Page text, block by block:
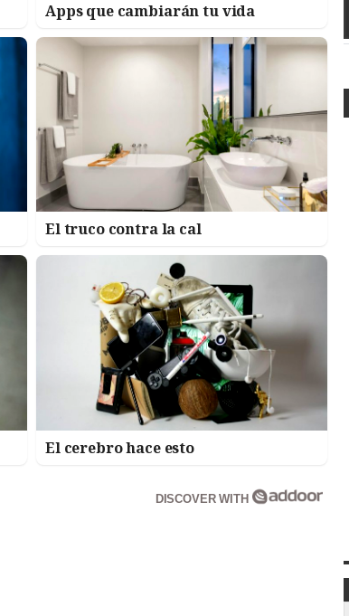
Apps que cambiarán tu vida
El truco contra la cal
El cerebro hace esto
DISCOVER WITH